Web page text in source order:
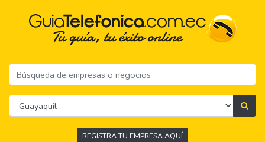
REGISTRA TU EMPRESA AQUÍ